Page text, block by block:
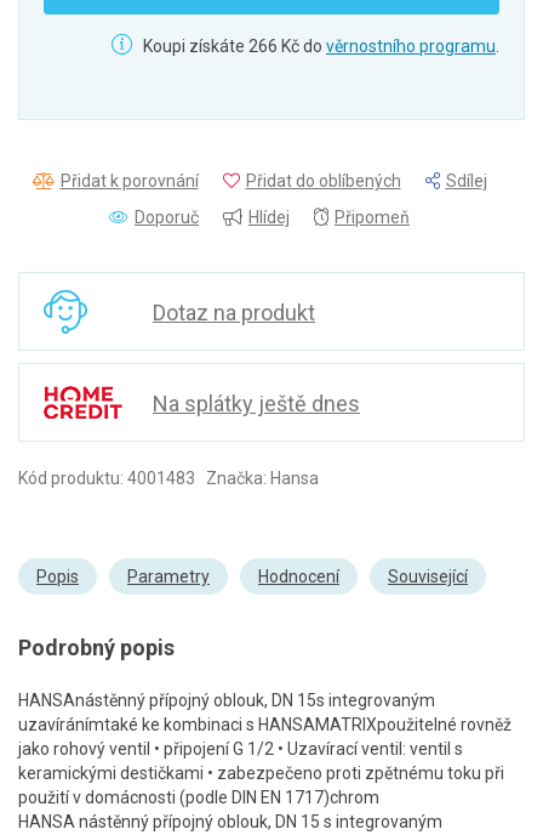
Koupi získáte 266 Kč do věrnostního programu
Přidat k porovnání Přidat do oblíbených
Sdílej
Doporuč
Hlídej Připomeň
Dotaz na produkt
Na splátky ještě dnes
Kód produktu: 4001483 Značka: Hansa
Popis Parametry Hodnocení Související
Podrobný popis
HANSAnástěnný přípojný oblouk, DN 15s integrovaným
uzavíránímtaké ke kombinaci s HANSAMATRIXpoužitelné rovněž
jako rohový ventil • připojení G 1/2 • Uzavírací ventil: ventil s
keramickými destičkami • zabezpečeno proti zpětnému toku při
použití v domácnosti (podle DIN EN 1717)chrom
HANSA nástěnný přípojný oblouk, DN 15 s integrovaným